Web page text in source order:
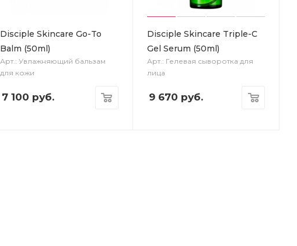
Disciple Skincare Go-To
Balm (50ml)
Арт.: Увлажняющий бальзам
для кожи
7 100 руб.
Disciple Skincare Triple-C
Gel Serum (50ml)
Арт.: Гелевая сыворотка для
лица
9 670 руб.